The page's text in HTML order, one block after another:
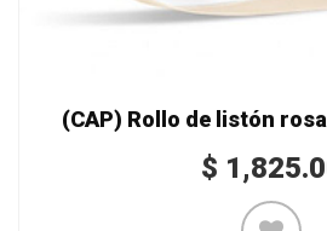
(CAP) Rollo de listón
$